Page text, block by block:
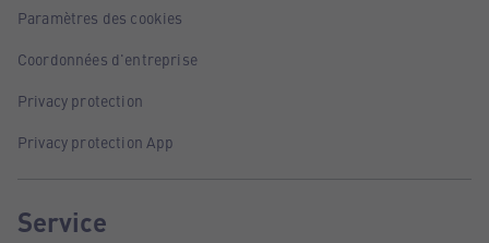
Paramètres des cookies
Coordonnées d'entreprise
Privacy protection
Privacy protection App
Service